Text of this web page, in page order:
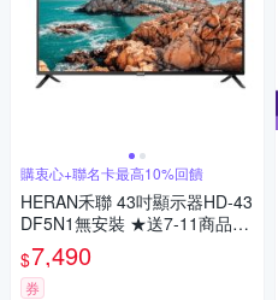
購衷心+聯名卡最高10%回饋
HERAN禾聯 43吋顯示器HD-43
DF5N1無安裝 ★送7-11商品卡
1000元
$7,490
券